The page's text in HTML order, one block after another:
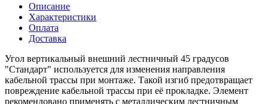
Описание
Характеристики
Оплата
Доставка
Угол вертикальный внешний лестничный 45 градусов
"Стандарт" используется для изменения направления
кабельной трассы при монтаже. Такой изгиб предотвращает
повреждение кабельной трассы при её прокладке. Элемент
рекомендовано применять c металлическим лестничным